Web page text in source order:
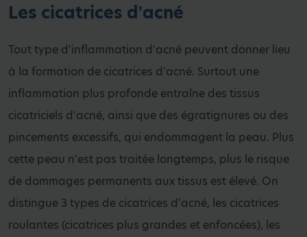
Les cicatrices d'acné
Tout type d'inflammation d'acné peuvent donner lieu
à la formation de cicatrices d'acné. Surtout une
inflammation plus profonde entraîne des tissus
cicatriciels d'acné, ainsi que des égratignures ou des
pincements excessifs, qui endommagent la peau. Plus
cette peau n'est pas traitée longtemps, plus le risque
de dommages permanents aux tissus est élevé. On
distingue 3 types de cicatrices d'acné, les cicatrices
roulantes (cicatrices plus grandes et enfoncées), les